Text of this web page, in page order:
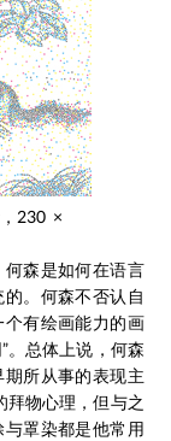
230 ×
森是如何在语言
。何森不否认自
有绘画能力的画
。总体上说，何森
所从事的表现主
拜物心理，但与之
罩染都是他常用